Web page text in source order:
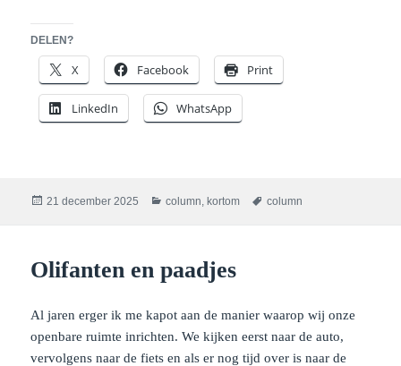
DELEN?
X Facebook Print
LinkedIn WhatsApp
Geplaatst
21 december 2025 Categorieën
column, kortom Tags
column
Olifanten en paadjes
Al jaren erger ik me kapot aan de manier waarop wij onze
openbare ruimte inrichten. We kijken eerst naar de auto,
vervolgens naar de fiets en als er nog tijd over is naar de